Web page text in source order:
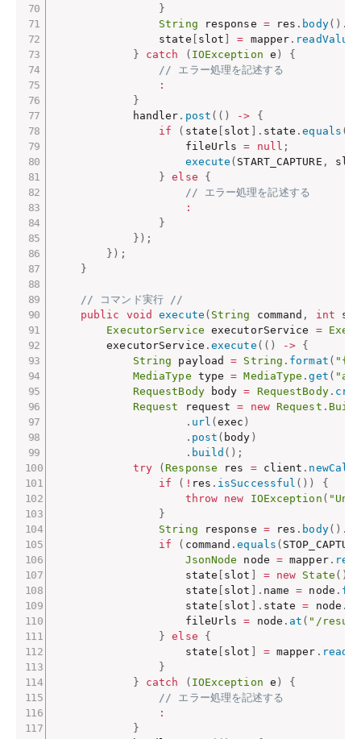
}
String response = res . body( ) .
                state
slot = mapper . readValue
}
catch ( IOException e )
{
// エラー処理を記述する
:
}
            handler
. post ( ( ) ->
{
if
( state slot . state .equals (
                    fileUrls
= null ;
execute ( START_CAPTURE ,
slot
}
else
{
// エラー処理を記述する
:
}
} ) ;
} ) ;
}
// コマンド実行 //
public
void execute ( String command , int
ExecutorService executorService =
        executorService
. execute ( ( ) -> {
String payload = String . format (
MediaType type = MediaType .get (
RequestBody body = RequestBody.
Request request = new Request .
. url (exec )
. post ( body )
. build ( ) ;
try
(Response res = client . newCall
if
( ! res . isSuccessful ( ) )
{
throw new IOException (
}
String response = res . body( ) .
if
( command .equals ( STOP_CAPTURE
JsonNode node = mapper.
                    state
slot = new State ( )
                    state
slot . name = node .
                    state
slot . state = node .
                    fileUrls
= node . at ( "/
}
else
{
                    state
slot = mapper .
}
}
catch ( IOException e )
{
// エラー処理を記述する
:
}